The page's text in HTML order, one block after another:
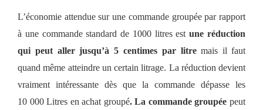
L’économie attendue sur une commande groupée par rapport
à une commande standard de 1000 litres estune réduction
qui peut aller jusqu’à 5 centimes par litremais il faut
quand même atteindre un certain litrage. La réduction devient
vraiment intéressante dès que la commande dépasse les
10 000 Litres en achat groupé. La commande groupée peut